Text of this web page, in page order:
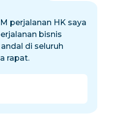
perjalanan HK saya
bisnis
di seluruh
rapat.